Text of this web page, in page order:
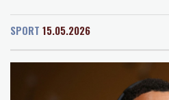
Dresden
Baden-Baden
18 °C
Doppelpack Freigang: Frankfurt
Explosion mutmaßlich
diplomatische Verstimmung aus
Selenskyj warnt vor Folgen
SPORT 15.05.2026